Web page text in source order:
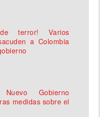
de terror! Varios
a Colombia
Nuevo Gobierno
medidas sobre el